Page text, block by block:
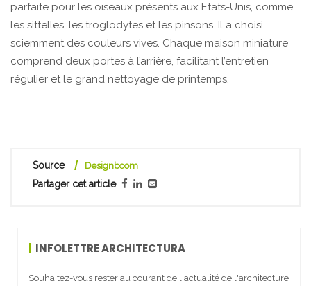
parfaite pour les oiseaux présents aux Etats-Unis, comme
les sittelles, les troglodytes et les pinsons. Il a choisi
sciemment des couleurs vives. Chaque maison miniature
comprend deux portes à l’arrière, facilitant l’entretien
régulier et le grand nettoyage de printemps.
Source Designboom
Partager cet article
INFOLETTRE ARCHITECTURA
Souhaitez-vous rester au courant de l'actualité de l'architecture